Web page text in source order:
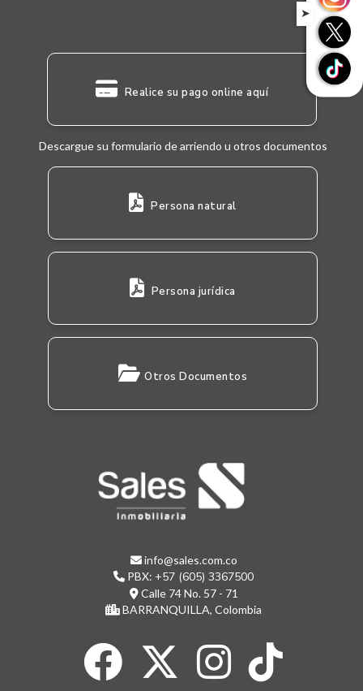
Realice su pago online aquí
Descargue su formulario de arriendo u otros documentos
Persona natural
Persona jurídica
Otros Documentos
info@sales.com.co
PBX: +57 (605) 3367500
Calle 74 No. 57 - 71
BARRANQUILLA, Colombia
➤